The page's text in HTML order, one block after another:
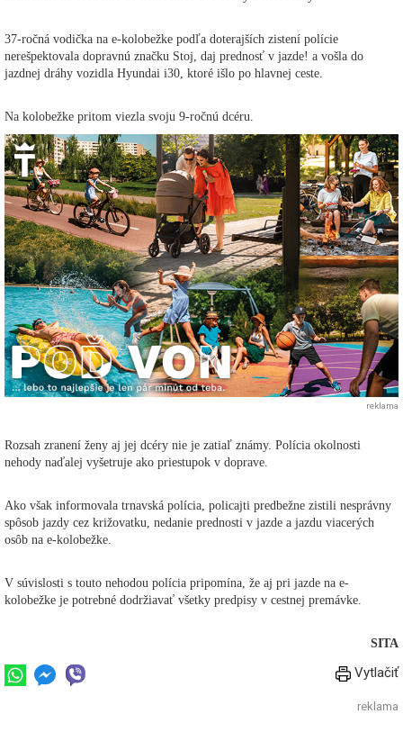
37-ročná vodička na e-kolobežke podľa doterajších zistení polície
nerešpektovala dopravnú značku Stoj, daj prednosť v jazde! a vošla do
jazdnej dráhy vozidla Hyundai i30, ktoré išlo po hlavnej ceste.
Na kolobežke pritom viezla svoju 9-ročnú dcéru.
reklama
Rozsah zranení ženy aj jej dcéry nie je zatiaľ známy. Polícia okolnosti
nehody naďalej vyšetruje ako priestupok v doprave.
Ako však informovala trnavská polícia, policajti predbežne zistili nesprávny
spôsob jazdy cez križovatku, nedanie prednosti v jazde a jazdu viacerých
osôb na e-kolobežke.
V súvislosti s touto nehodou polícia pripomína, že aj pri jazde na e-
kolobežke je potrebné dodržiavať všetky predpisy v cestnej premávke.
SITA
Vytlačiť
reklama